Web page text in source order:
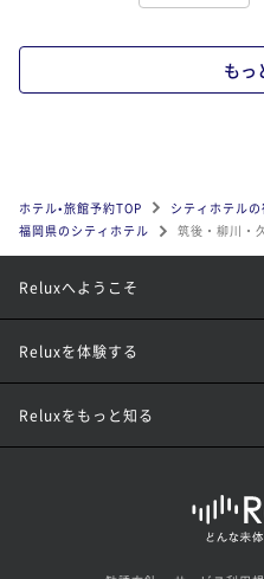
もっ
ホテル•旅館予約TOP シティホテル
福岡県のシティホテル
筑後・柳川・
Reluxへようこそ
Reluxを体験する
Reluxをもっと知る